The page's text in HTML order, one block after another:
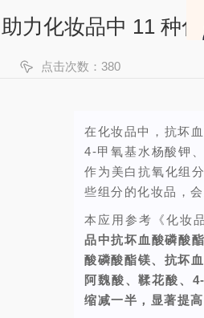
力化妆品中 11 种化
点击次数：380
在化妆品中，抗坏
4-甲氧基水杨酸钾
作为美白抗氧化组
些组分的化妆品，
本应用参考《化妆
品中抗坏血酸磷酸
酸磷酸酯镁、抗坏
阿魏酸、鞣花酸、
缩减一半，显著提高